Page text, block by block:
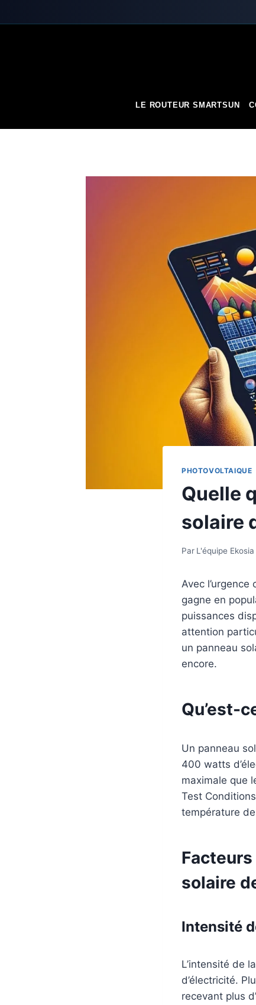
LE ROUTEUR SMARTSUN
PHOTOVOLTAIQUE
Quelle
solaire
Par L'équipe Ekosia
Avec
gagne en
puissances
attention
un panneau
encore.
Qu’est-
Un panneau
400 watts
maximale que
Test
température de
solaire
Intensité
L’intensité de
d’électricité.
recevant plus